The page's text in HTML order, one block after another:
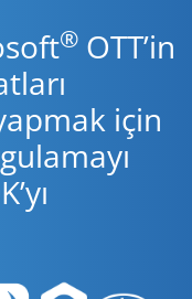
® OTT’in
için